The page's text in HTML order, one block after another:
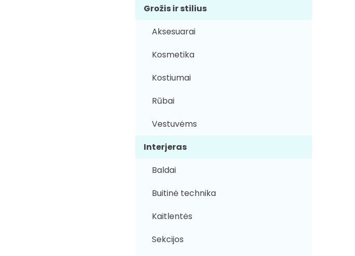
Grožis ir stilius
Aksesuarai
Kosmetika
Kostiumai
Rūbai
Vestuvėms
Interjeras
Baldai
Buitinė technika
Kaitlentės
Sekcijos